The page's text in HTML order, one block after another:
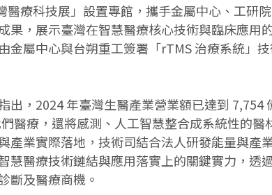
醫療科技展」設置專館，攜手金屬中心、工研
果，展示臺灣在智慧醫療核心技術與臨床應
金屬中心與台朔重工簽署「rTMS 治療系統」
出，2024 年臺灣生醫產業營業額已達到
醫療，還將感測、人工智慧整合成系統性的
產業實際落地，技術司結合法人研發能量與
慧醫療技術鏈結與應用落實上的關鍵實力，
斷及醫療商機。